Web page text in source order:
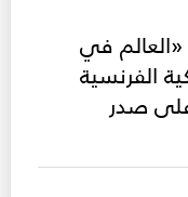
في
الفرنسية
صدر